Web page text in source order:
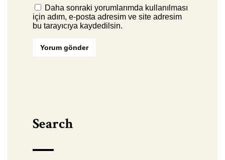
Daha sonraki yorumlarımda kullanılması
için adım, e-posta adresim ve site adresim
bu tarayıcıya kaydedilsin.
Search